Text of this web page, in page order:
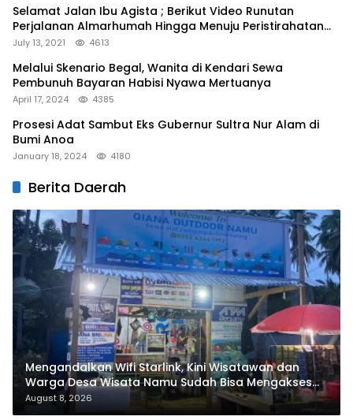
Selamat Jalan Ibu Agista ; Berikut Video Runutan
Perjalanan Almarhumah Hingga Menuju Peristirahatan
Terakhir
July 13, 2021 4613
Melalui Skenario Begal, Wanita di Kendari Sewa
Pembunuh Bayaran Habisi Nyawa Mertuanya
April 17, 2024 4385
Prosesi Adat Sambut Eks Gubernur Sultra Nur Alam di
Bumi Anoa
January 18, 2024 4180
Berita Daerah
Mengandalkan Wifi Starlink, Kini Wisatawan dan
Warga Desa Wisata Namu Sudah Bisa Mengakses
Transaksi Digital
August 8, 2026